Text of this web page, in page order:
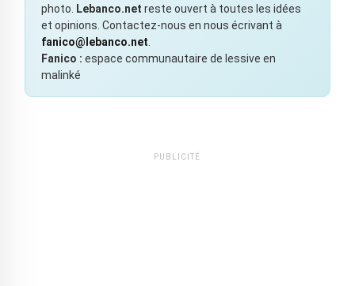
photo. Lebanco.net reste ouvert à toutes les idées
et opinions. Contactez-nous en nous écrivant à
fanico@lebanco.net.
Fanico : espace communautaire de lessive en
malinké
PUBLICITÉ